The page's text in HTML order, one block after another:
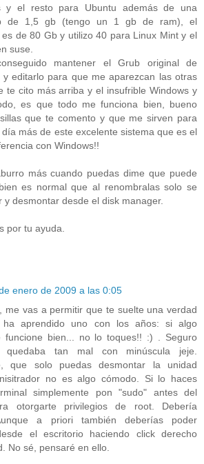
y el resto para Ubuntu además de una
de 1,5 gb (tengo un 1 gb de ram), el
de 80 Gb y utilizo 40 para Linux Mint y el
suse.
mantener el Grub original de
y editarlo para que me aparezcan las otras
te cito más arriba y el insufrible Windows y
es que todo me funciona bien, bueno
que te comento y que me sirven para
más de este excelente sistema que es el
con Windows!!
más cuando puedas dime que puede
es normal que al renombralas solo se
y desmontar desde el disk manager.
por tu ayuda.
enero de 2009 a las 0:05
me vas a permitir que te suelte una verdad
ha aprendido uno con los años: si algo
funcione bien... no lo toques!! :) . Seguro
quedaba tan mal con minúscula jeje.
que solo puedas desmontar la unidad
no es algo cómodo. Si lo haces
simplemente pon "sudo" antes del
otorgarte privilegios de root. Debería
a priori también deberías poder
el escritorio haciendo click derecho
No sé, pensaré en ello.